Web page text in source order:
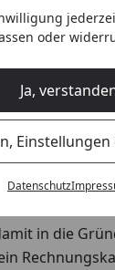
oder
Ja,
Datenschutz
statt. Fällt
und
Eine
ist dann
durch
in die